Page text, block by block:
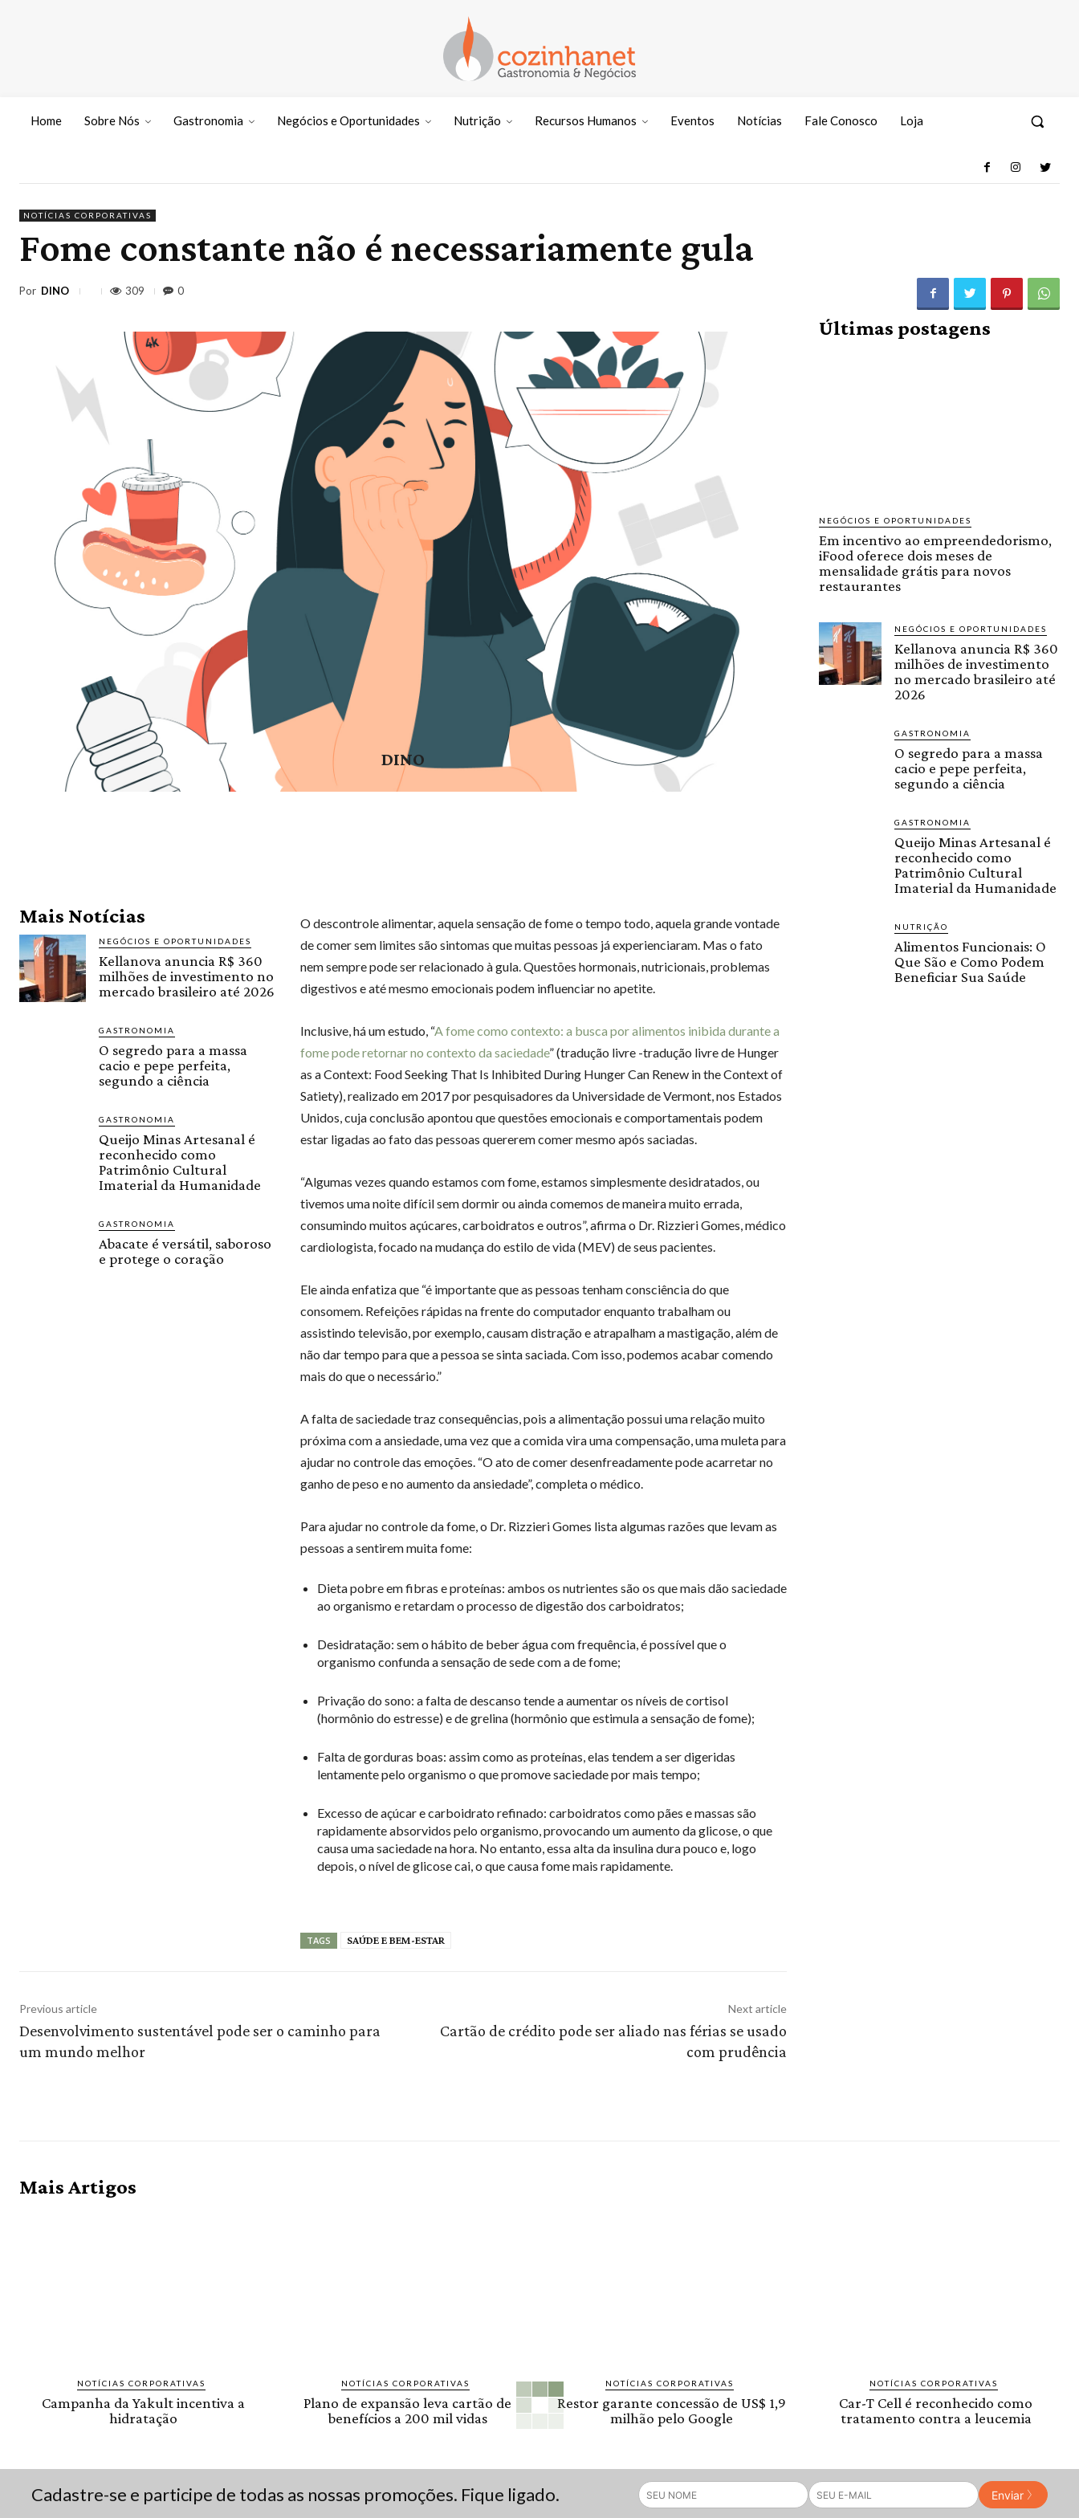
Home Sobre Nós Gastronomia Negócios e Oportunidades Nutrição Recursos Humanos Eventos Notícias Fale Conosco Loja
NOTÍCIAS CORPORATIVAS
Fome constante não é necessariamente gula
Por DINO 309 0
DINO
Mais Notícias
NEGÓCIOS E OPORTUNIDADES
Kellanova anuncia R$ 360
milhões de investimento no
mercado brasileiro até 2026
GASTRONOMIA
O segredo para a massa
cacio e pepe perfeita,
segundo a ciência
GASTRONOMIA
Queijo Minas Artesanal é
reconhecido como
Patrimônio Cultural
Imaterial da Humanidade
GASTRONOMIA
Abacate é versátil, saboroso
e protege o coração
O descontrole alimentar, aquela sensação de fome o tempo todo, aquela grande vontade
de comer sem limites são sintomas que muitas pessoas já experienciaram. Mas o fato
nem sempre pode ser relacionado à gula. Questões hormonais, nutricionais, problemas
digestivos e até mesmo emocionais podem influenciar no apetite.
Inclusive, há um estudo, “A fome como contexto: a busca por alimentos inibida durante a
fome pode retornar no contexto da saciedade” (tradução livre -tradução livre de Hunger
as a Context: Food Seeking That Is Inhibited During Hunger Can Renew in the Context of
Satiety), realizado em 2017 por pesquisadores da Universidade de Vermont, nos Estados
Unidos, cuja conclusão apontou que questões emocionais e comportamentais podem
estar ligadas ao fato das pessoas quererem comer mesmo após saciadas.
“Algumas vezes quando estamos com fome, estamos simplesmente desidratados, ou
tivemos uma noite difícil sem dormir ou ainda comemos de maneira muito errada,
consumindo muitos açúcares, carboidratos e outros”, afirma o Dr. Rizzieri Gomes, médico
cardiologista, focado na mudança do estilo de vida (MEV) de seus pacientes.
Ele ainda enfatiza que “é importante que as pessoas tenham consciência do que
consomem. Refeições rápidas na frente do computador enquanto trabalham ou
assistindo televisão, por exemplo, causam distração e atrapalham a mastigação, além de
não dar tempo para que a pessoa se sinta saciada. Com isso, podemos acabar comendo
mais do que o necessário.”
A falta de saciedade traz consequências, pois a alimentação possui uma relação muito
próxima com a ansiedade, uma vez que a comida vira uma compensação, uma muleta para
ajudar no controle das emoções. “O ato de comer desenfreadamente pode acarretar no
ganho de peso e no aumento da ansiedade”, completa o médico.
Para ajudar no controle da fome, o Dr. Rizzieri Gomes lista algumas razões que levam as
pessoas a sentirem muita fome:
Dieta pobre em fibras e proteínas: ambos os nutrientes são os que mais dão saciedade
ao organismo e retardam o processo de digestão dos carboidratos;
Desidratação: sem o hábito de beber água com frequência, é possível que o
organismo confunda a sensação de sede com a de fome;
Privação do sono: a falta de descanso tende a aumentar os níveis de cortisol
(hormônio do estresse) e de grelina (hormônio que estimula a sensação de fome);
Falta de gorduras boas: assim como as proteínas, elas tendem a ser digeridas
lentamente pelo organismo o que promove saciedade por mais tempo;
Excesso de açúcar e carboidrato refinado: carboidratos como pães e massas são
rapidamente absorvidos pelo organismo, provocando um aumento da glicose, o que
causa uma saciedade na hora. No entanto, essa alta da insulina dura pouco e, logo
depois, o nível de glicose cai, o que causa fome mais rapidamente.
TAGS SAÚDE E BEM-ESTAR
Previous article
Desenvolvimento sustentável pode ser o caminho para
um mundo melhor
Next article
Cartão de crédito pode ser aliado nas férias se usado
com prudência
Últimas postagens
NEGÓCIOS E OPORTUNIDADES
Em incentivo ao empreendedorismo,
iFood oferece dois meses de
mensalidade grátis para novos
restaurantes
NEGÓCIOS E OPORTUNIDADES
Kellanova anuncia R$ 360
milhões de investimento
no mercado brasileiro até
2026
GASTRONOMIA
O segredo para a massa
cacio e pepe perfeita,
segundo a ciência
GASTRONOMIA
Queijo Minas Artesanal é
reconhecido como
Patrimônio Cultural
Imaterial da Humanidade
NUTRIÇÃO
Alimentos Funcionais: O
Que São e Como Podem
Beneficiar Sua Saúde
Mais Artigos
NOTÍCIAS CORPORATIVAS
Campanha da Yakult incentiva a
hidratação
NOTÍCIAS CORPORATIVAS
Plano de expansão leva cartão de
benefícios a 200 mil vidas
NOTÍCIAS CORPORATIVAS
Restor garante concessão de US$ 1,9
milhão pelo Google
NOTÍCIAS CORPORATIVAS
Car-T Cell é reconhecido como
tratamento contra a leucemia
Cadastre-se e participe de todas as nossas promoções. Fique ligado. Enviar